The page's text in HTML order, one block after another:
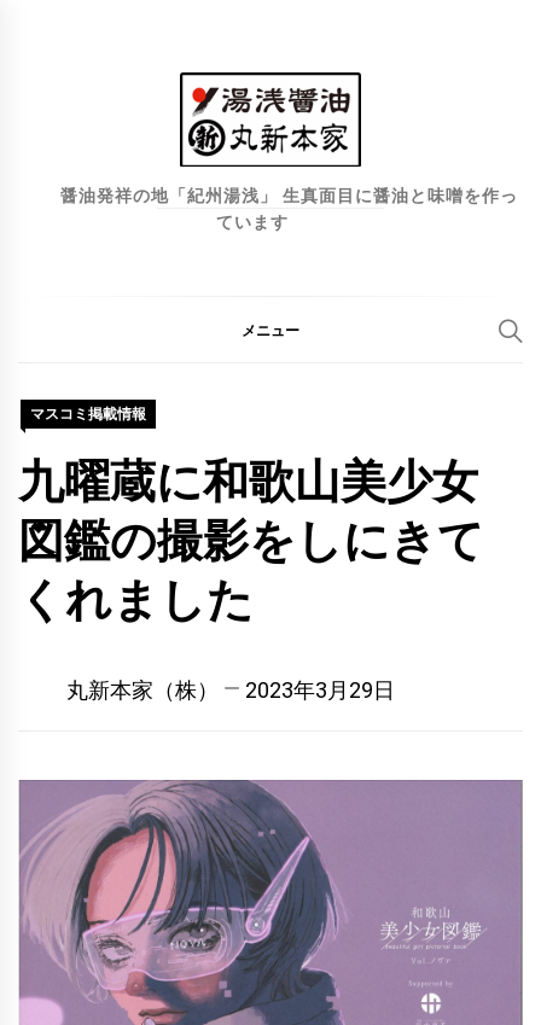
醤油発祥の地「紀州湯浅」 生真面目に醤油と味噌を作っ
ています
メニュー
マスコミ掲載情報
九曜蔵に和歌山美少女
図鑑の撮影をしにきて
くれました
丸新本家（株） 2023年3月29日